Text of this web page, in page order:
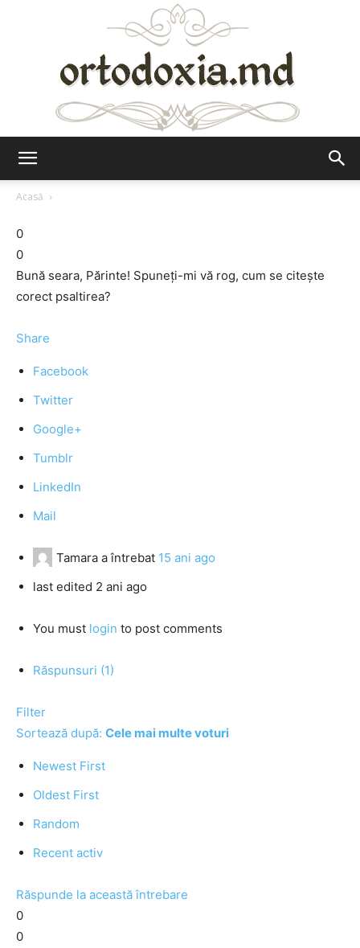
Acasă
0
0
Bună seara, Părinte! Spuneţi-mi vă rog, cum se citeşte
corect psaltirea?
Share
Facebook
Twitter
Google+
Tumblr
LinkedIn
Mail
Tamara a întrebat 15 ani ago
last edited 2 ani ago
You must login to post comments
Răspunsuri (1)
Filter
Sortează după: Cele mai multe voturi
Newest First
Oldest First
Random
Recent activ
Răspunde la această întrebare
0
0